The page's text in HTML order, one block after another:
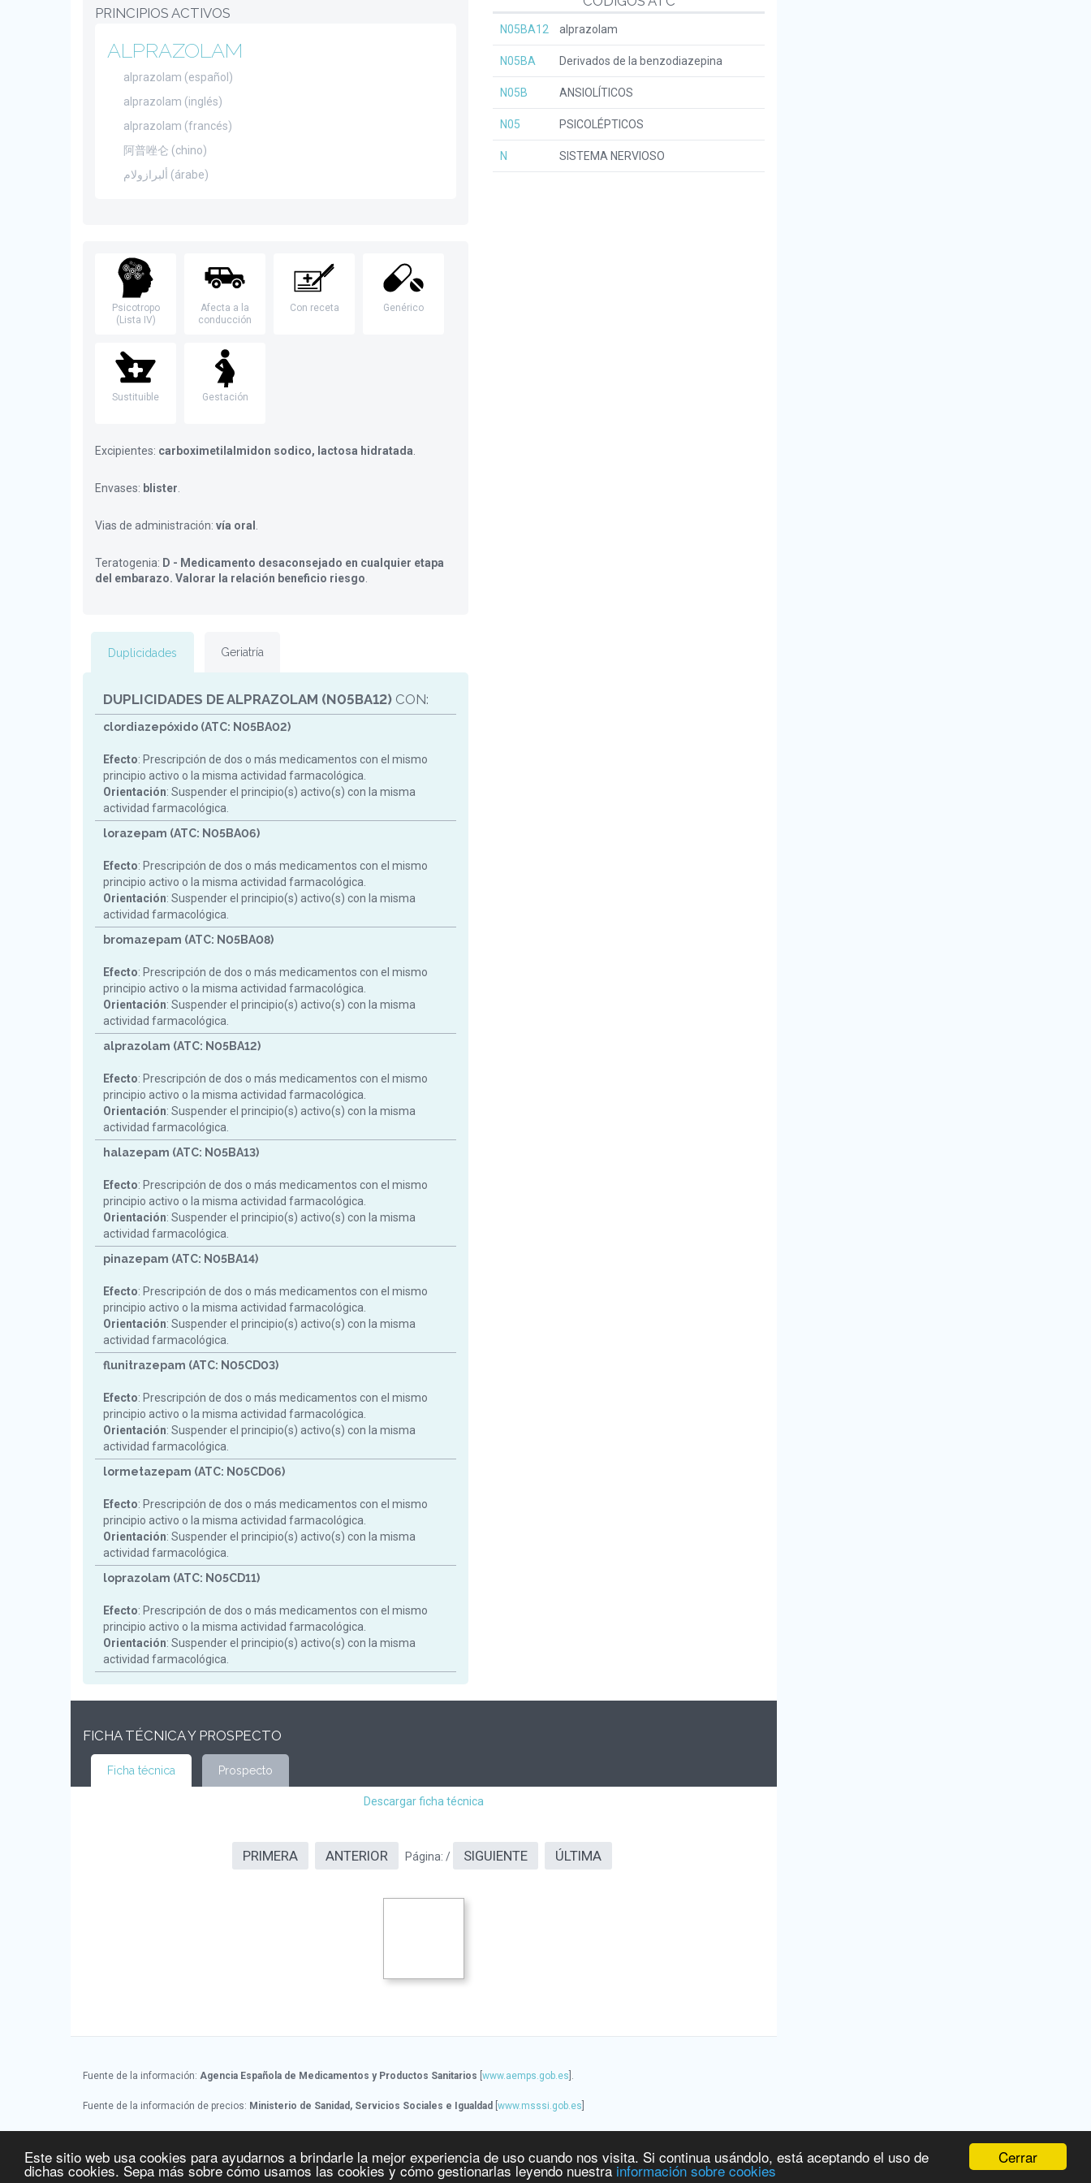
Cerrar
Este sitio web usa cookies para ayudarnos a brindarle la mejor experiencia de uso cuando nos visita. Si continua usándolo, está aceptando el uso de
dichas cookies. Sepa más sobre cómo usamos las cookies y cómo gestionarlas leyendo nuestra información sobre cookies
N05BA12 alprazolam
N05BA Derivados de la benzodiazepina
N05B ANSIOLÍTICOS
N05 PSICOLÉPTICOS
N SISTEMA NERVIOSO
PRINCIPIOS ACTIVOS
ALPRAZOLAM
alprazolam (español)
alprazolam (inglés)
alprazolam (francés)
阿普唑仑 (chino)
ألبرازولام (árabe)
Psicotropo
(Lista IV)
Afecta a la
conducción
Con receta Genérico
Sustituible Gestación
Excipientes: carboximetilalmidon sodico, lactosa hidratada
Envases: blister
Vias de administración: vía oral
Teratogenia: D - Medicamento desaconsejado en cualquier etapa
del embarazo. Valorar la relación beneficio riesgo
Duplicidades Geriatría
DUPLICIDADES DE ALPRAZOLAM (N05BA12) CON:
clordiazepóxido (ATC: N05BA02)
Efecto: Prescripción de dos o más medicamentos con el mismo
principio activo o la misma actividad farmacológica.
Orientación: Suspender el principio(s) activo(s) con la misma
actividad farmacológica.
lorazepam (ATC: N05BA06)
Efecto: Prescripción de dos o más medicamentos con el mismo
principio activo o la misma actividad farmacológica.
Orientación: Suspender el principio(s) activo(s) con la misma
actividad farmacológica.
bromazepam (ATC: N05BA08)
Efecto: Prescripción de dos o más medicamentos con el mismo
principio activo o la misma actividad farmacológica.
Orientación: Suspender el principio(s) activo(s) con la misma
actividad farmacológica.
alprazolam (ATC: N05BA12)
Efecto: Prescripción de dos o más medicamentos con el mismo
principio activo o la misma actividad farmacológica.
Orientación: Suspender el principio(s) activo(s) con la misma
actividad farmacológica.
halazepam (ATC: N05BA13)
Efecto: Prescripción de dos o más medicamentos con el mismo
principio activo o la misma actividad farmacológica.
Orientación: Suspender el principio(s) activo(s) con la misma
actividad farmacológica.
pinazepam (ATC: N05BA14)
Efecto: Prescripción de dos o más medicamentos con el mismo
principio activo o la misma actividad farmacológica.
Orientación: Suspender el principio(s) activo(s) con la misma
actividad farmacológica.
flunitrazepam (ATC: N05CD03)
Efecto: Prescripción de dos o más medicamentos con el mismo
principio activo o la misma actividad farmacológica.
Orientación: Suspender el principio(s) activo(s) con la misma
actividad farmacológica.
lormetazepam (ATC: N05CD06)
Efecto: Prescripción de dos o más medicamentos con el mismo
principio activo o la misma actividad farmacológica.
Orientación: Suspender el principio(s) activo(s) con la misma
actividad farmacológica.
loprazolam (ATC: N05CD11)
Efecto: Prescripción de dos o más medicamentos con el mismo
principio activo o la misma actividad farmacológica.
Orientación: Suspender el principio(s) activo(s) con la misma
actividad farmacológica.
FICHA TÉCNICA Y PROSPECTO
Ficha técnica Prospecto
Descargar ficha técnica
PRIMERA ANTERIOR Página: / SIGUIENTE ÚLTIMA
Fuente de la información: Agencia Española de Medicamentos y Productos Sanitarios www.aemps.gob.es ].
Fuente de la información de precios: Ministerio de Sanidad, Servicios Sociales e Igualdad www.msssi.gob.es
© 2016 Licitelco España SL -www.ec-europe.com